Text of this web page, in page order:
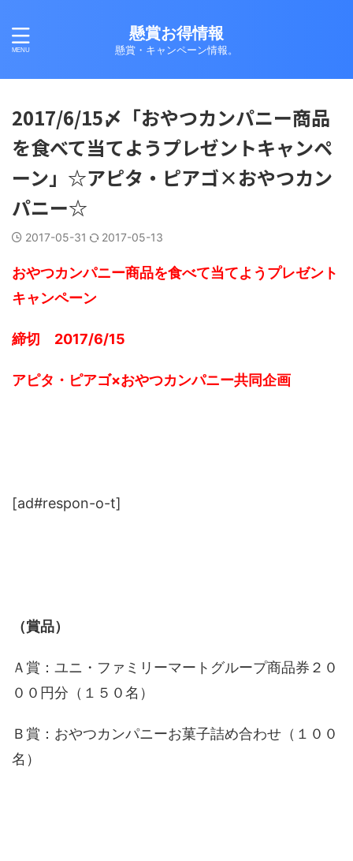
懸賞お得情報
懸賞・キャンペーン情報。
2017/6/15〆「おやつカンパニー商品
を食べて当てようプレゼントキャンペ
ーン」☆アピタ・ピアゴ×おやつカン
パニー☆
2017-05-31 2017-05-13
おやつカンパニー商品を食べて当てようプレゼント
キャンペーン
締切 2017/6/15
アピタ・ピアゴ×おやつカンパニー共同企画
[ad#respon-o-t]
（賞品）
Ａ賞：ユニ・ファミリーマートグループ商品券２０
００円分（１５０名）
Ｂ賞：おやつカンパニーお菓子詰め合わせ（１００
名）